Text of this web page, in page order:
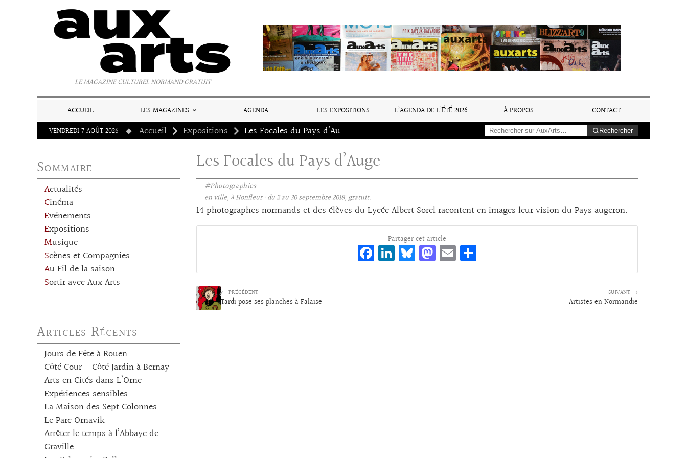
LE MAGAZINE CULTUREL NORMAND GRATUIT
ACCUEIL LES MAGAZINES AGENDA LES EXPOSITIONS L’AGENDA DE L’ÉTÉ 2026 À PROPOS
CONTACT
VENDREDI 7 AOÛT 2026
Accueil Expositions Les Focales du Pays d’Auge Rechercher
Sommaire
Actualités
Cinéma
Evénements
Expositions
Musique
Scènes et Compagnies
Au Fil de la saison
Sortir avec Aux Arts
Articles Récents
Jours de Fête à Rouen
Côté Cour – Côté Jardin à Bernay
Arts en Cités dans L’Orne
Expériences sensibles
La Maison des Sept Colonnes
Le Parc Ornavik
Arrêter le temps à l’Abbaye de
Graville
Les Focales du Pays d’Auge
#Photographies
en ville, à Honfleur · du 2 au 30 septembre 2018, gratuit.
14 photographes normands et des élèves du Lycée Albert Sorel racontent en images leur vision du Pays augeron.
Partager cet article
Fa
ce
Li
n
Bl
ue
M
as
E
m rt
← PRÉCÉDENT
Tardi pose ses planches à Falaise
SUIVANT →
Artistes en Normandie
Panneau de gestion des cookies